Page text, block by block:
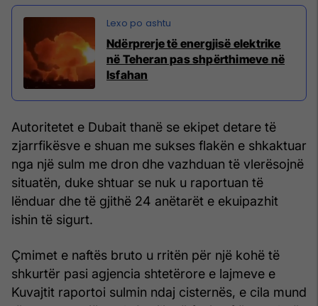
Ndërprerje të energjisë elektrike
në Teheran pas shpërthimeve në
Isfahan
Autoritetet e Dubait thanë se ekipet detare të
zjarrfikësve e shuan me sukses flakën e shkaktuar
nga një sulm me dron dhe vazhduan të vlerësojnë
situatën, duke shtuar se nuk u raportuan të
lënduar dhe të gjithë 24 anëtarët e ekuipazhit
ishin të sigurt.
Çmimet e naftës bruto u rritën për një kohë të
shkurtër pasi agjencia shtetërore e lajmeve e
Kuvajtit raportoi sulmin ndaj cisternës, e cila mund